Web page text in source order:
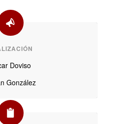
Doviso
González